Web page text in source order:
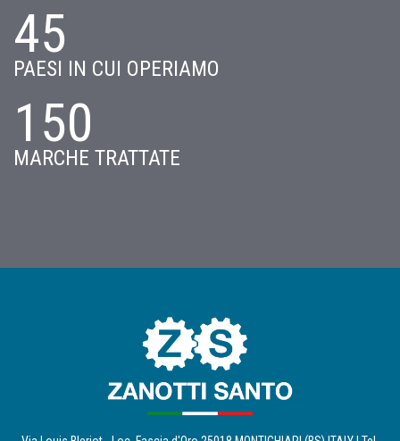
45
PAESI IN CUI OPERIAMO
150
MARCHE TRATTATE